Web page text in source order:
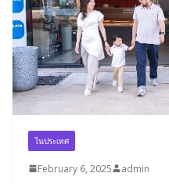
ในประเทศ
February 6, 2025 admin